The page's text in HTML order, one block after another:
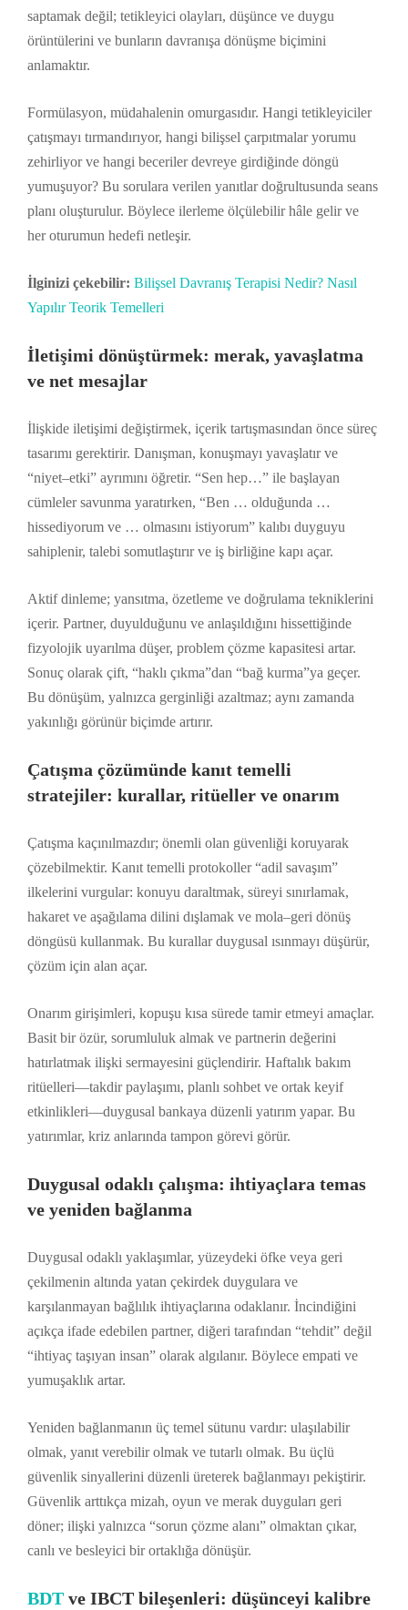
saptamak değil; tetikleyici olayları, düşünce ve duygu
örüntülerini ve bunların davranışa dönüşme biçimini
anlamaktır.
Formülasyon, müdahalenin omurgasıdır. Hangi tetikleyiciler
çatışmayı tırmandırıyor, hangi bilişsel çarpıtmalar yorumu
zehirliyor ve hangi beceriler devreye girdiğinde döngü
yumuşuyor? Bu sorulara verilen yanıtlar doğrultusunda seans
planı oluşturulur. Böylece ilerleme ölçülebilir hâle gelir ve
her oturumun hedefi netleşir.
İlginizi çekebilir: Bilişsel Davranış Terapisi Nedir? Nasıl
Yapılır Teorik Temelleri
İletişimi dönüştürmek: merak, yavaşlatma
ve net mesajlar
İlişkide iletişimi değiştirmek, içerik tartışmasından önce süreç
tasarımı gerektirir. Danışman, konuşmayı yavaşlatır ve
“niyet–etki” ayrımını öğretir. “Sen hep…” ile başlayan
cümleler savunma yaratırken, “Ben … olduğunda …
hissediyorum ve … olmasını istiyorum” kalıbı duyguyu
sahiplenir, talebi somutlaştırır ve iş birliğine kapı açar.
Aktif dinleme; yansıtma, özetleme ve doğrulama tekniklerini
içerir. Partner, duyulduğunu ve anlaşıldığını hissettiğinde
fizyolojik uyarılma düşer, problem çözme kapasitesi artar.
Sonuç olarak çift, “haklı çıkma”dan “bağ kurma”ya geçer.
Bu dönüşüm, yalnızca gerginliği azaltmaz; aynı zamanda
yakınlığı görünür biçimde artırır.
Çatışma çözümünde kanıt temelli
stratejiler: kurallar, ritüeller ve onarım
Çatışma kaçınılmazdır; önemli olan güvenliği koruyarak
çözebilmektir. Kanıt temelli protokoller “adil savaşım”
ilkelerini vurgular: konuyu daraltmak, süreyi sınırlamak,
hakaret ve aşağılama dilini dışlamak ve mola–geri dönüş
döngüsü kullanmak. Bu kurallar duygusal ısınmayı düşürür,
çözüm için alan açar.
Onarım girişimleri, kopuşu kısa sürede tamir etmeyi amaçlar.
Basit bir özür, sorumluluk almak ve partnerin değerini
hatırlatmak ilişki sermayesini güçlendirir. Haftalık bakım
ritüelleri—takdir paylaşımı, planlı sohbet ve ortak keyif
etkinlikleri—duygusal bankaya düzenli yatırım yapar. Bu
yatırımlar, kriz anlarında tampon görevi görür.
Duygusal odaklı çalışma: ihtiyaçlara temas
ve yeniden bağlanma
Duygusal odaklı yaklaşımlar, yüzeydeki öfke veya geri
çekilmenin altında yatan çekirdek duygulara ve
karşılanmayan bağlılık ihtiyaçlarına odaklanır. İncindiğini
açıkça ifade edebilen partner, diğeri tarafından “tehdit” değil
“ihtiyaç taşıyan insan” olarak algılanır. Böylece empati ve
yumuşaklık artar.
Yeniden bağlanmanın üç temel sütunu vardır: ulaşılabilir
olmak, yanıt verebilir olmak ve tutarlı olmak. Bu üçlü
güvenlik sinyallerini düzenli üreterek bağlanmayı pekiştirir.
Güvenlik arttıkça mizah, oyun ve merak duyguları geri
döner; ilişki yalnızca “sorun çözme alanı” olmaktan çıkar,
canlı ve besleyici bir ortaklığa dönüşür.
BDT ve IBCT bileşenleri: düşünceyi kalibre